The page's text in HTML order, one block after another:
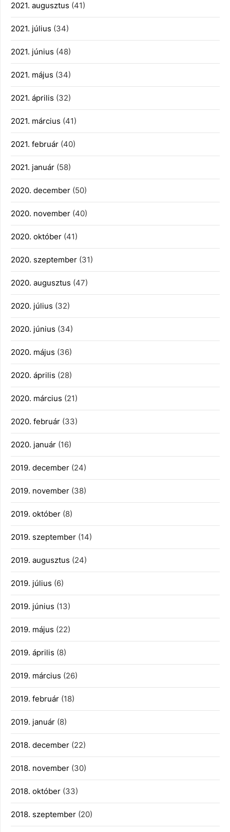
2021. augusztus (41)
2021. július (34)
2021. június (48)
2021. május (34)
2021. április (32)
2021. március (41)
2021. február (40)
2021. január (58)
2020. december (50)
2020. november (40)
2020. október (41)
2020. szeptember (31)
2020. augusztus (47)
2020. július (32)
2020. június (34)
2020. május (36)
2020. április (28)
2020. március (21)
2020. február (33)
2020. január (16)
2019. december (24)
2019. november (38)
2019. október (8)
2019. szeptember (14)
2019. augusztus (24)
2019. július (6)
2019. június (13)
2019. május (22)
2019. április (8)
2019. március (26)
2019. február (18)
2019. január (8)
2018. december (22)
2018. november (30)
2018. október (33)
2018. szeptember (20)